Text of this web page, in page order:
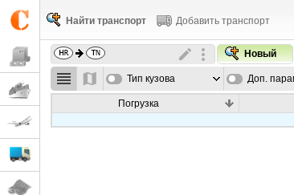
Найти транспорт Добавить транспорт
Новый
Тип кузова Доп.
Погрузка